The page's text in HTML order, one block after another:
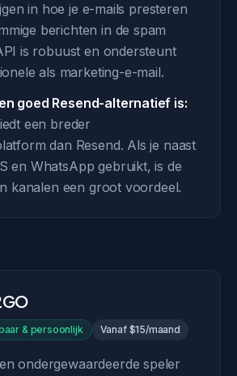
in hoe je e-mails presteren
berichten in de spam
is robuust en ondersteunt
als marketing-e-mail.
goed Resend-alternatief is:
een breder
dan Resend. Als je naast
en WhatsApp gebruikt, is de
kanalen een groot voordeel.
& persoonlijk Vanaf $15/maand
ondergewaardeerde speler